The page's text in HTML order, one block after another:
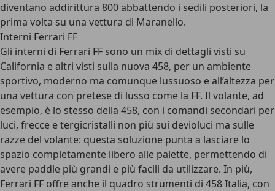
diventano addirittura 800 abbattendo i sedili posteriori, la
prima volta su una vettura di Maranello.
Interni Ferrari FF
Gli interni di Ferrari FF sono un mix di dettagli visti su
California e altri visti sulla nuova 458, per un ambiente
sportivo, moderno ma comunque lussuoso e all’altezza per
una vettura con pretese di lusso come la FF. Il volante, ad
esempio, è lo stesso della 458, con i comandi secondari per
luci, frecce e tergicristalli non più sui devioluci ma sulle
razze del volante: questa soluzione punta a lasciare lo
spazio completamente libero alle palette, permettendo di
avere paddle più grandi e più facili da utilizzare. In più,
Ferrari FF offre anche il quadro strumenti di 458 Italia, con